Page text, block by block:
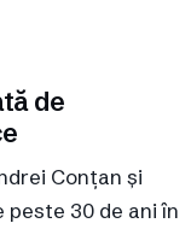
de
Conțan și
30 de ani în